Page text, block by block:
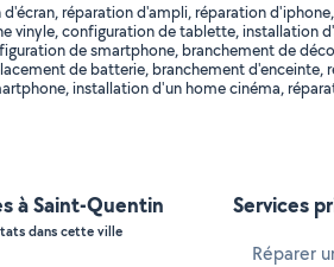
réparation d'ampli, réparation
vinyle, configuration de tablette, installation
de smartphone, branchement de
de batterie, branchement d'enceinte,
installation d'un home cinéma,
à Saint-Quentin
dans cette ville
Services
Réparer